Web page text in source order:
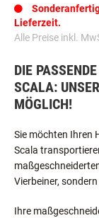
Lieferzeit.
Alle Preise inkl.
DIE
SCALA:
MÖGLICH!
Sie möchten Ihren
Scala
Vierbeiner,
Ihre